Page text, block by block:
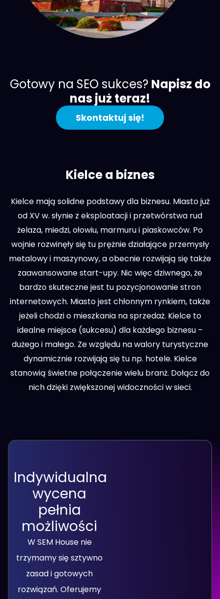
Gotowy na SEO sukces? Napisz do
nas już teraz!
Skontaktuj się!
Kielce a biznes
Kielce mają solidne podstawy dla biznesu. Miasto już
od XV w. słynie z eksploatacji i przetwórstwa rud
żelaza, miedzi, ołowiu, marmuru i piaskowców. Po
wojnie rozwinęły się tu prężnie działające przemysły
metalowy i maszynowy, a obecnie rozwijają się także
zaawansowane start-upy. Nic więc dziwnego, że
bardzo skuteczne jest tu pozycjonowanie stron
internetowych. Miasto jest chłonnym rynkiem, także
jeżeli chodzi o mieszkania na sprzedaż. Kielce to
idealne miejsce (sukcesu) dla każdego biznesu –
dużego i małego. Ze względu na walory turystyczne
dynamicznie rozwijają się tu np. hotele. Kielce
stanowią świetne połączenie wielu branż. Dołącz do
nich dzięki zwiększonej widoczności w sieci.
Indywidualna
wycena
pełnia
możliwości
W SEM House nie
trzymamy się sztywno
zasad i gotowych
rozwiązań. Oferujemy